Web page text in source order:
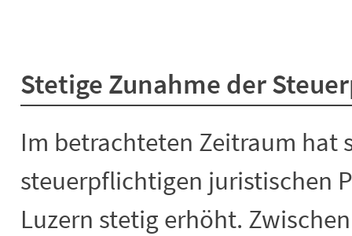
Stetige Zunahme der
Im betrachteten Zeitraum hat
steuerpflichtigen juristischen
Luzern stetig erhöht.